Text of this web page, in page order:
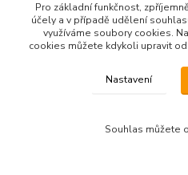
Zboží zařazeno v
Pro základní funkčnost,
účely a v případě udělení
využíváme soubory cookies.
cookies můžete kdykoli upravit
Nastavení
Souhlas můžete